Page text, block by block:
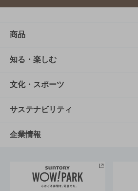
商品
商品TOP
商品一覧
商品発売情報
栄養成分一覧
知る・楽しむ
知る・楽しむTOP
キャンペーン
工場見学
地域情報
文化・スポーツ
文化・スポーツTOP
サントリーホール
サントリーサンバーズ大阪
サステナビリティ
サステナビリティTOP
サントリーが考えるサステナビ
企業情報
企業概要